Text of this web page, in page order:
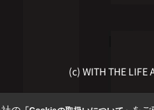
(c) WITH THE